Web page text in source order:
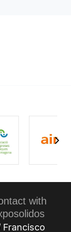
with
Francisco